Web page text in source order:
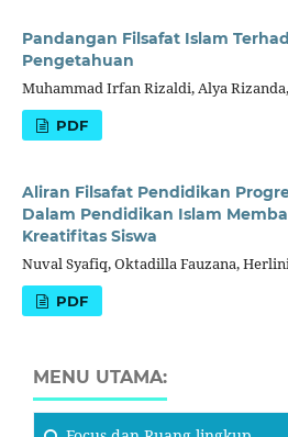
Pandangan Filsafat Islam
Pengetahuan
Muhammad Irfan Rizaldi, Alya
PDF
Aliran Filsafat Pendidikan
Dalam Pendidikan Islam
Kreatifitas Siswa
Nuval Syafiq, Oktadilla Fauzana,
PDF
MENU UTAMA: